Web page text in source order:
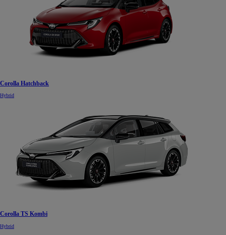
Corolla Hatchback
Hybrid
Corolla TS Kombi
Hybrid